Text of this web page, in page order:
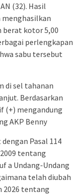
(32). Hasil
menghasilkan
berat kotor 5,00
perlengkapan
sabu tersebut
di sel tahanan
Berdasarkan
(+) mengandung
AKP Benny
Pasal 114
tentang
a Undang-Undang
telah diubah
2026 tentang